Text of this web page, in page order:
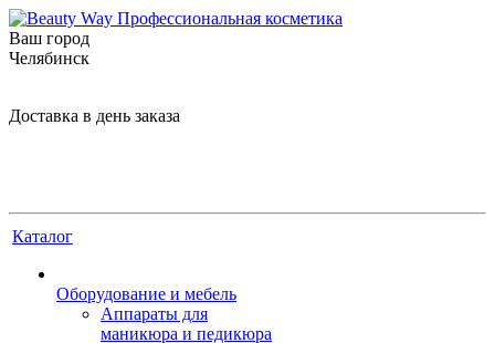
Ваш город
Челябинск
Доставка в день заказа
Каталог
Оборудование и мебель
Аппараты для
маникюра и педикюра